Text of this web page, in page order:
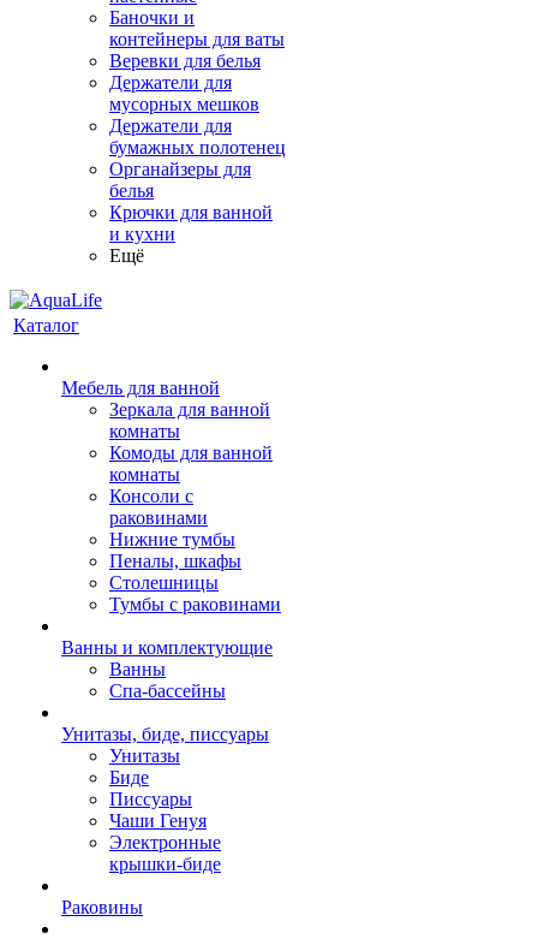
Баночки и
контейнеры для ваты
Веревки для белья
Держатели для
мусорных мешков
Держатели для
бумажных полотенец
Органайзеры для
белья
Крючки для ванной
и кухни
Ещё
Каталог
Мебель для ванной
Зеркала для ванной
комнаты
Комоды для ванной
комнаты
Консоли с
раковинами
Нижние тумбы
Пеналы, шкафы
Столешницы
Тумбы с раковинами
Ванны и комплектующие
Ванны
Спа-бассейны
Унитазы, биде, писсуары
Унитазы
Биде
Писсуары
Чаши Генуя
Электронные
крышки-биде
Раковины